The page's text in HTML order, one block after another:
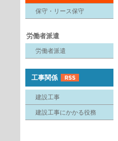
保守・リース保守
労働者派遣
労働者派遣
工事関係
建設工事
建設工事にかかる役務